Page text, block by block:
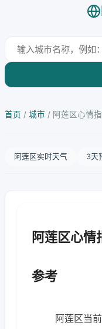
首页 / 城市 / 阿莲区心情
阿莲区实时天气 3天
阿莲区心情
参考
阿莲区当